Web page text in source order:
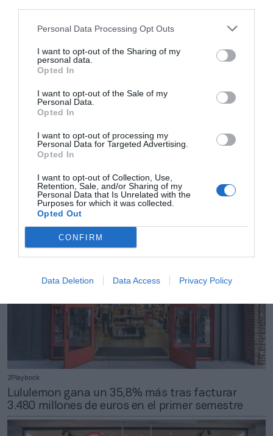
Personal Data Processing Opt Outs
I want to opt-out of the Sharing of my
personal data.
Opted In
I want to opt-out of the Sale of my
Personal Data.
Opted In
I want to opt-out of processing my
Personal Data for Targeted Advertising.
Opted In
I want to opt-out of Collection, Use,
Retention, Sale, and/or Sharing of my
Personal Data that Is Unrelated with the
Purposes for which it was collected.
Opted Out
CONFIRM
Data Deletion Data Access Privacy Policy
Lululemon da el salto a la capital e inaugura su
primera tienda física en Madrid
2Playbook
Lululemon gana un 35,8% más tras facturar
3.480 millones de euros en el primer semestre